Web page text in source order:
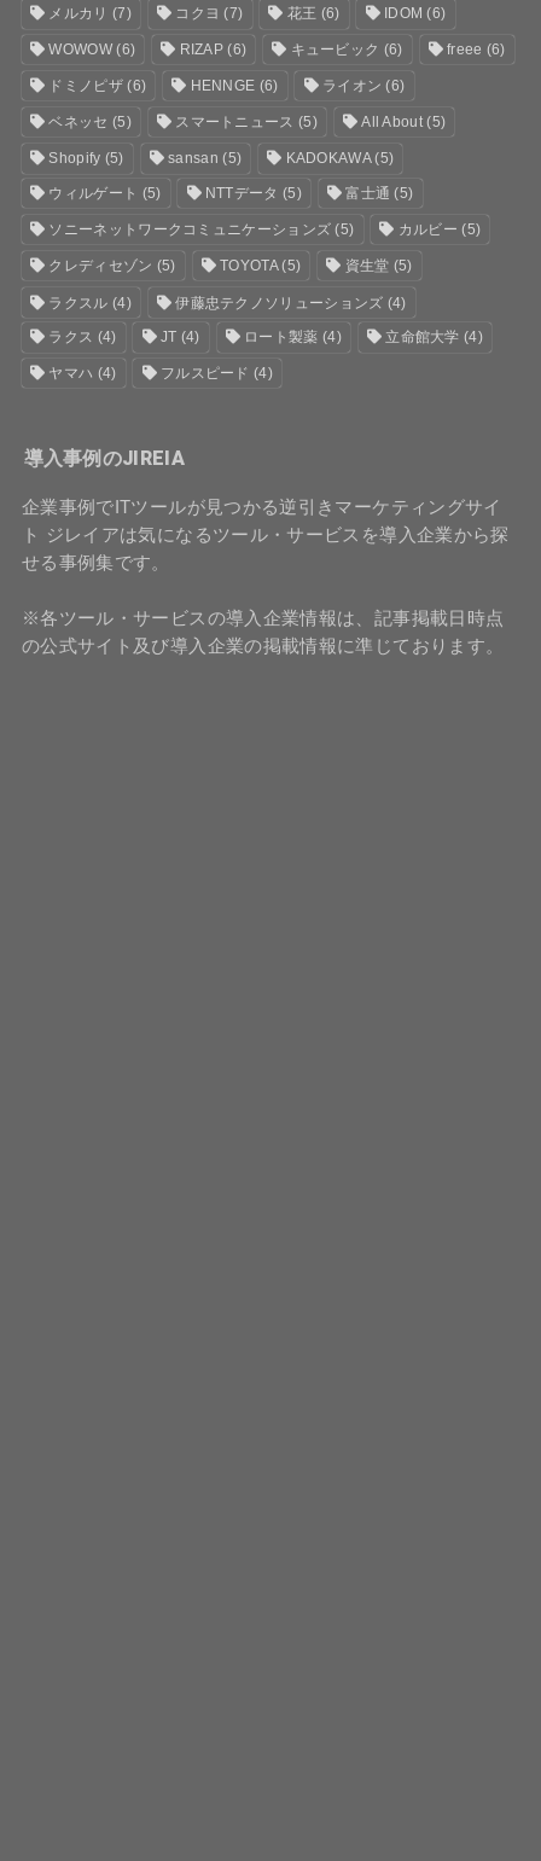
メルカリ (7) コクヨ (7) 花王 (6) IDOM (6)
WOWOW(6) RIZAP (6) キュービック (6) freee (6)
ドミノピザ(6) HENNGE (6) ライオン (6)
ベネッセ (5) スマートニュース (5) All About(5)
Shopify (5) sansan (5) KADOKAWA(5)
ウィルゲート (5) NTTデータ (5) 富士通 (5)
ソニーネットワークコミュニケーションズ (5) カルビー (5)
クレディセゾン (5) TOYOTA(5) 資生堂 (5)
ラクスル (4) 伊藤忠テクノソリューションズ (4)
ラクス (4) JT (4) ロート製薬 (4) 立命館大学 (4)
ヤマハ (4) フルスピード (4)
導入事例のJIREIA
企業事例でITツールが見つかる逆引きマーケティングサイ
ト ジレイアは気になるツール・サービスを導入企業から探
せる事例集です。
※各ツール・サービスの導入企業情報は、記事掲載日時点
の公式サイト及び導入企業の掲載情報に準じております。